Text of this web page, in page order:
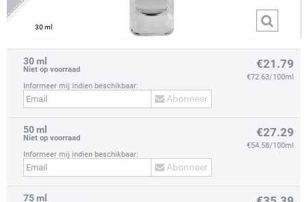
30 ml
prev next
30 ml
Niet op voorraad
Informeer mij indien beschikbaar:
Abonneer
€21.79
€72.63/100ml
50 ml
Niet op voorraad
Informeer mij indien beschikbaar:
Abonneer
€27.29
€54.58/100ml
75 ml